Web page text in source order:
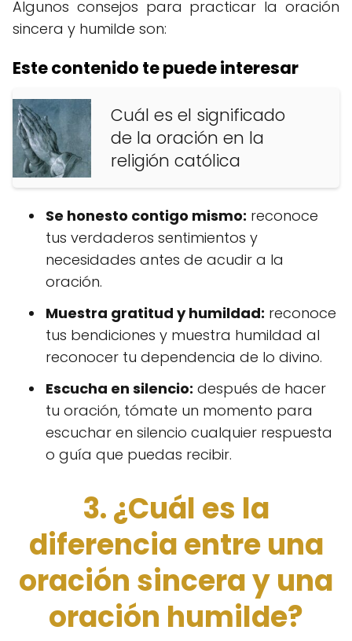
Algunos consejos para practicar la oración
sincera y humilde son:
Este contenido te puede interesar
Cuál es el significado
de la oración en la
religión católica
Se honesto contigo mismo: reconoce
tus verdaderos sentimientos y
necesidades antes de acudir a la
oración.
Muestra gratitud y humildad: reconoce
tus bendiciones y muestra humildad al
reconocer tu dependencia de lo divino.
Escucha en silencio: después de hacer
tu oración, tómate un momento para
escuchar en silencio cualquier respuesta
o guía que puedas recibir.
3. ¿Cuál es la
diferencia entre una
oración sincera y una
oración humilde?